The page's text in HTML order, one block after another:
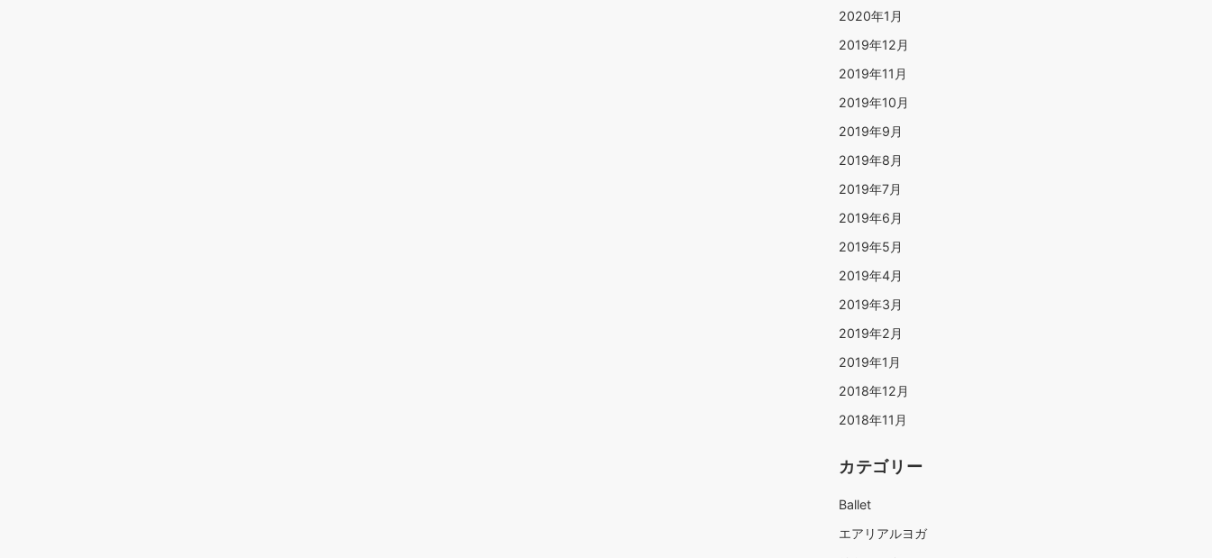
2020年1月
2019年12月
2019年11月
2019年10月
2019年9月
2019年8月
2019年7月
2019年6月
2019年5月
2019年4月
2019年3月
2019年2月
2019年1月
2018年12月
2018年11月
カテゴリー
Ballet
エアリアルヨガ